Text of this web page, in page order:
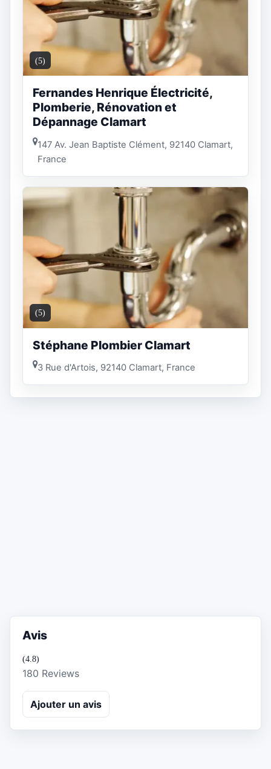
(5)
Fernandes Henrique Électricité,
Plomberie, Rénovation et
Dépannage Clamart
147 Av. Jean Baptiste Clément, 92140 Clamart,
France
(5)
Stéphane Plombier Clamart
3 Rue d'Artois, 92140 Clamart, France
Avis
(4.8)
180 Reviews
Ajouter un avis